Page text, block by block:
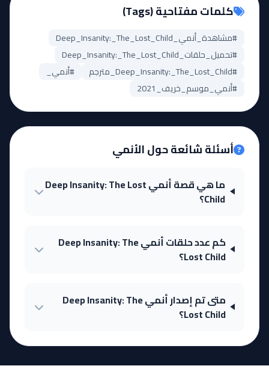
كلمات مفتاحية (Tags)
#مشاهدة_أنمي_Deep_Insanity:_The_Lost_Child
#تحميل_حلقات_Deep_Insanity:_The_Lost_Child
#Deep_Insanity:_The_Lost_Child_مترجم
#أنمي_
#أنمي_موسم_خريف_2021
أسئلة شائعة حول الأنمي
ما هي قصة أنمي Deep Insanity: The Lost
Child؟
كم عدد حلقات أنمي Deep Insanity: The
Lost Child؟
متى تم إصدار أنمي Deep Insanity: The
Lost Child؟